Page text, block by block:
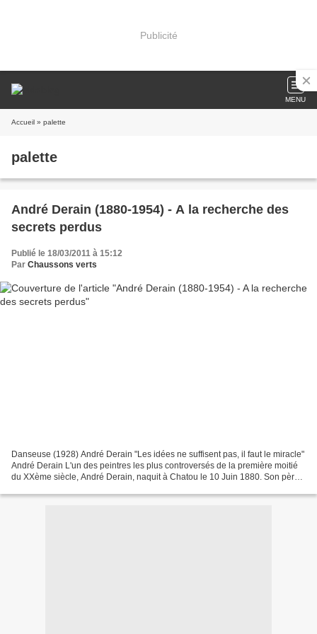
Publicité
MENU
Accueil » palette
palette
André Derain (1880-1954) - A la recherche des
secrets perdus
Publié le 18/03/2011 à 15:12
Par Chaussons verts
Danseuse (1928) André Derain "Les idées ne suffisent pas, il faut le miracle"
André Derain L'un des peintres les plus controversés de la première moitié
du XXème siècle, André Derain, naquit à Chatou le 10 Juin 1880. Son père,